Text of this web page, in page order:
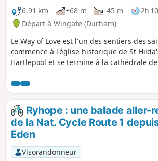
6,91 km
+68 m -45 m 2h 10
Départ à Wingate (Durham)
Le Way of Love est l'un des sentiers des
commence à l'église historique de St
Hartlepool et se termine à la cathédrale
communautés minières des Trimdons,
(Deaf Hill), Trimdon Colliery, Trimdon
Trimdon Grange. Le chemin traverse
des champs verdoyants, mais tu pourras
apercevoir des traces de l'activité minière
pendant ta balade.
Ryhope : une balade aller-
de la Nat. Cycle Route 1
Eden
Visorandonneur